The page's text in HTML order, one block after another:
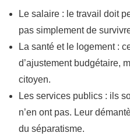
Le salaire : le travail doit
pas simplement de
La santé et le logement :
d’ajustement budgétaire,
citoyen.
Les services publics : ils
n’en ont pas. Leur
du séparatisme.